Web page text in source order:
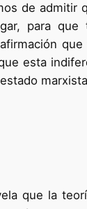
de
para
esta
que la